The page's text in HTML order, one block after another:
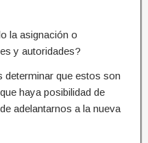
la asignación o
y autoridades?
que estos son
haya posibilidad de
adelantarnos a la nueva